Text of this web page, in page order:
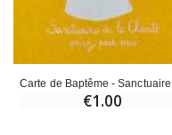
€1.00